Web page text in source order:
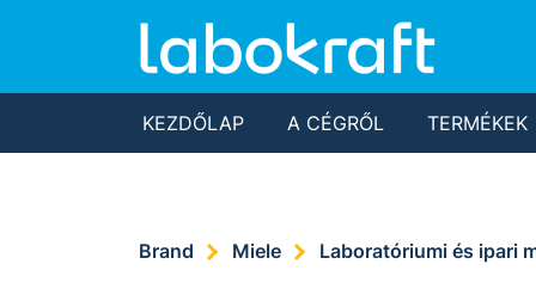
KEZDŐLAP A CÉGRŐL TERMÉKEK
Brand Miele Laboratóriumi és ipari